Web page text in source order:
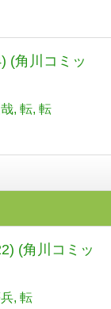
(角川コミッ
転 転
(角川コミッ
転